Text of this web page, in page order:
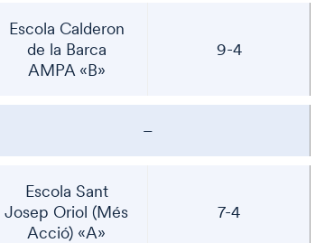
Escola Calderon
de la Barca
AMPA «B»
9-4
–
Escola Sant
Josep Oriol (Més
Acció) «A»
7-4